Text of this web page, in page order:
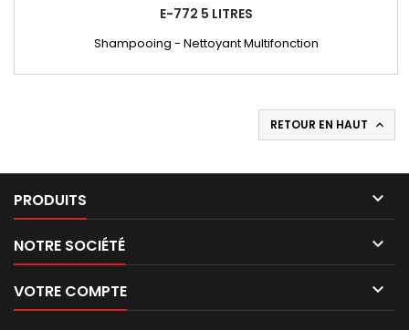
E-772 5 LITRES
Shampooing - Nettoyant Multifonction
RETOUR EN HAUT 
PRODUITS 
NOTRE SOCIÉTÉ 
VOTRE COMPTE 